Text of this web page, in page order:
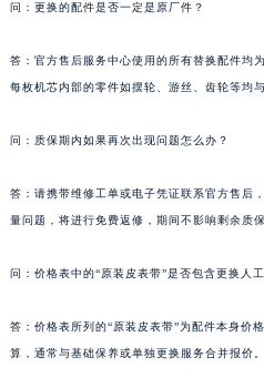
问：更换的配件是否一定是原厂件？
答：官方售后服务中心使用的所有替换配件均
每枚机芯内部的零件如摆轮、游丝、齿轮等均
问：质保期内如果再次出现问题怎么办？
答：请携带维修工单或电子凭证联系官方售后
量问题，将进行免费返修，期间不影响剩余质保
问：价格表中的“原装皮表带”是否包含更换人
答：价格表所列的“原装皮表带”为配件本身价
算，通常与基础保养或单独更换服务合并报价